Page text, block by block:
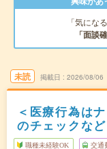
「気にな
「面談
未読 掲載日 2026/08/06
＜医療行為は
のチェックなど
職種未経験OK 交通